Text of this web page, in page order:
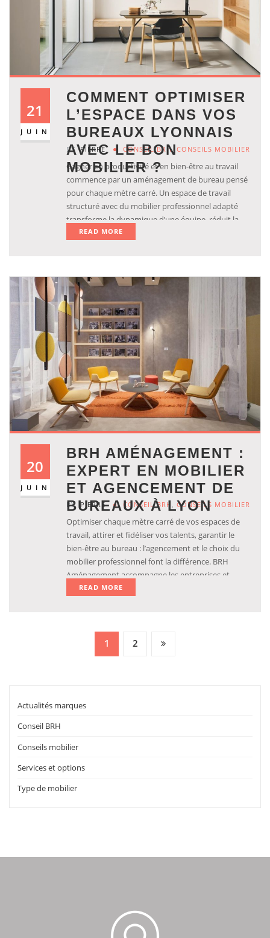
21
JUIN
COMMENT OPTIMISER
L’ESPACE DANS VOS
BUREAUX LYONNAIS
AVEC LE BON
MOBILIER ?
BY PIERRE CONSEIL BRH, CONSEILS MOBILIER
Gagner en productivité et en bien-être au travail
commence par un aménagement de bureau pensé
pour chaque mètre carré. Un espace de travail
structuré avec du mobilier professionnel adapté
transforme la dynamique d’une équipe, réduit la
fatigue et améliore l’image de votre entreprise.
READ MORE
20
JUIN
BRH AMÉNAGEMENT :
EXPERT EN MOBILIER
ET AGENCEMENT DE
BUREAUX À LYON
BY PIERRE CONSEIL BRH , CONSEILS MOBILIER
Optimiser chaque mètre carré de vos espaces de
travail, attirer et fidéliser vos talents, garantir le
bien-être au bureau : l’agencement et le choix du
mobilier professionnel font la différence. BRH
Aménagement accompagne les entreprises et
organisations à chaque étape de leur projet à Lyon
READ MORE
1 2
Actualités marques
Conseil BRH
Conseils mobilier
Services et options
Type de mobilier